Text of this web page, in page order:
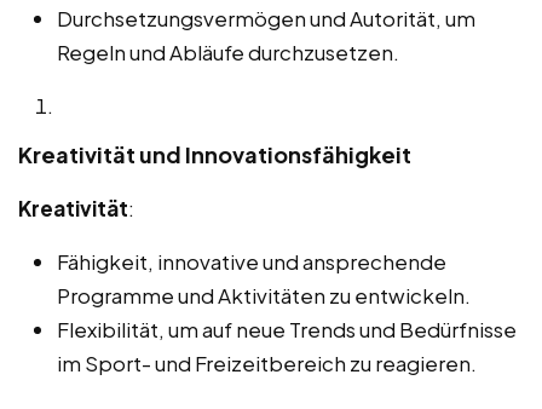
Durchsetzungsvermögen und Autorität, um
Regeln und Abläufe durchzusetzen.
Kreativität und Innovationsfähigkeit
Kreativität:
Fähigkeit, innovative und ansprechende
Programme und Aktivitäten zu entwickeln.
Flexibilität, um auf neue Trends und Bedürfnisse
im Sport- und Freizeitbereich zu reagieren.